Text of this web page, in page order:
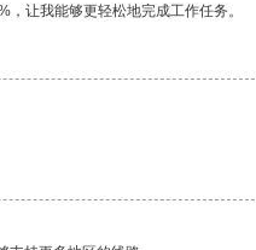
让我能够更轻松地完成工作任务。